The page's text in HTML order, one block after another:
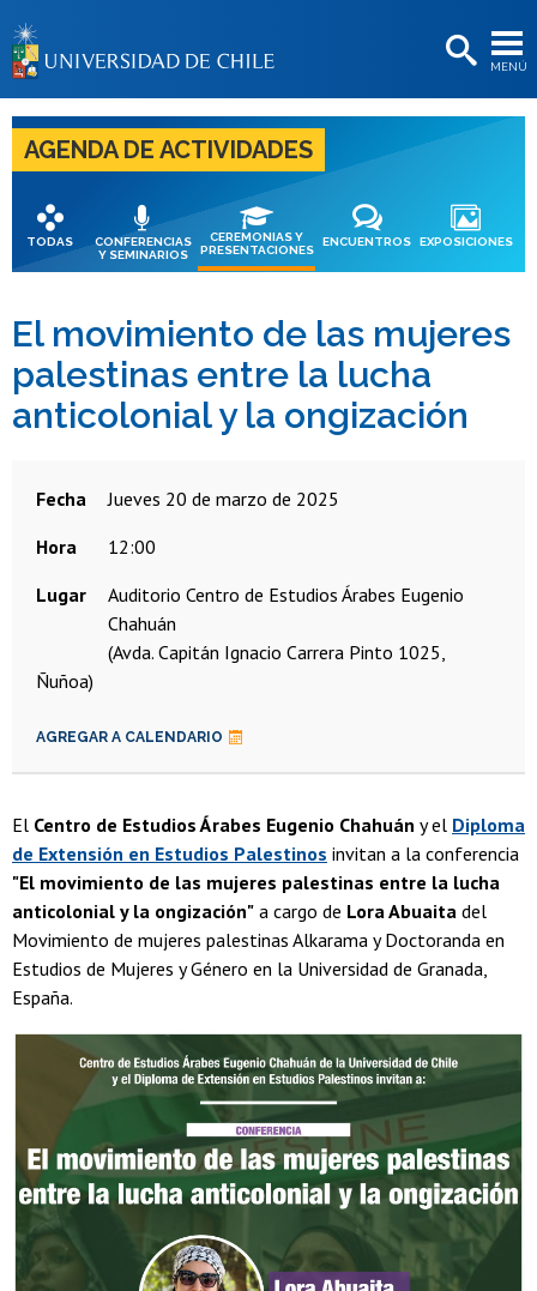
MENÚ
BIBLIOTECAS
LA UNIVERSIDAD
Postulantes
Estudiantes
Académicas/os
Funcionarias/os
Egresadas/os
AGENDA DE ACTIVIDADES
TODAS
CONFERENCIAS
Y SEMINARIOS
CEREMONIAS Y
PRESENTACIONES
ENCUENTROS EXPOSICIONES
El movimiento de las mujeres
palestinas entre la lucha
anticolonial y la ongización
Fecha
jueves 20 de marzo de 2025
Hora
12:00
Lugar
Auditorio Centro de Estudios Árabes Eugenio
Chahuán
(Avda. Capitán Ignacio Carrera Pinto 1025,
Ñuñoa)
AGREGAR A CALENDARIO
El Centro de Estudios Árabes Eugenio Chahuán y el Diploma
de Extensión en Estudios Palestinos invitan a la conferencia
"El movimiento de las mujeres palestinas entre la lucha
anticolonial y la ongización" a cargo de Lora Abuaita del
Movimiento de mujeres palestinas Alkarama y Doctoranda en
Estudios de Mujeres y Género en la Universidad de Granada,
España.